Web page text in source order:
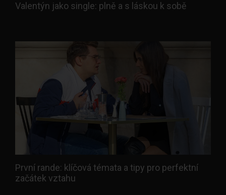
Valentýn jako single: plně a s láskou k sobě
První rande: klíčová témata a tipy pro perfektní
začátek vztahu